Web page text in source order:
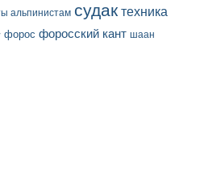
альпинистам судак техника
форос форосский кант шаан